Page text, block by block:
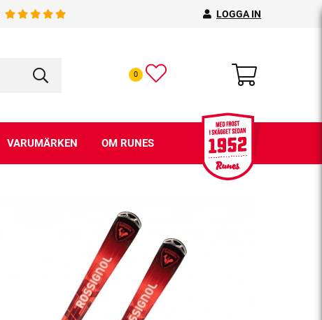
LOGGA IN
0
VARUMÄRKEN OM RUNES